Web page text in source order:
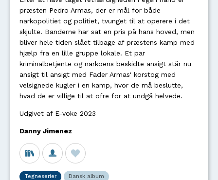
præsten Pedro Armas, der er mål for både
narkopolitiet og politiet, tvunget til at operere i det
skjulte. Banderne har sat en pris på hans hoved, men
bliver hele tiden slået tilbage af præstens kamp med
hjælp fra en lille gruppe lokale. Et par
kriminalbetjente og narkoens beskidte ansigt står nu
ansigt til ansigt med Fader Armas' korstog med
velsignede kugler i en kamp, hvor de må beslutte,
hvad de er villige til at ofre for at undgå helvede.
Udgivet af E-voke 2023
Danny Jimenez
Tegneserier Dansk album